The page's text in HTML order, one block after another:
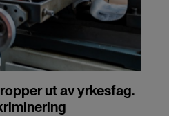
ut av yrkesfag.